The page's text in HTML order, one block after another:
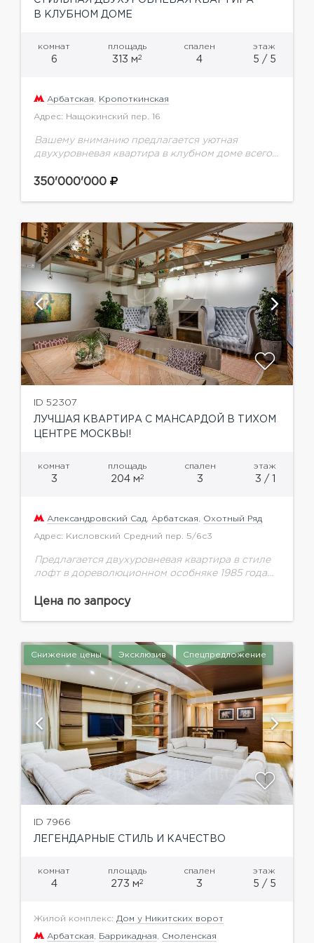
В КЛУБНОМ ДОМЕ
комнат
6
площадь
313 м2
спален
4
этаж
5 / 5
Арбатская, Кропоткинская
Адрес: Нащокинский пер. 16
Вашему вниманию предлагается уютная
двухуровневая квартира в клубном доме всего
ходьбы от Храма Христа Спасителя. Выполнена
350'000'000
ID 52307
ЛУЧШАЯ КВАРТИРА С МАНСАРДОЙ В ТИХОМ
ЦЕНТРЕ МОСКВЫ!
комнат
3
площадь
204 м2
спален
3
этаж
3 / 1
Александровский Сад, Арбатская, Охотный Ряд
Адрес: Кисловский Средний пер. 5/6с3
Предлагается двухуровневая квартира в стиле
лофт в дореволюционном особняке 1985 года
общей площадью 204,7 м.кв., мансарда
Цена по запросу
Снижение цены Эксклюзив Спецпредложение
ID 7966
ЛЕГЕНДАРНЫЕ СТИЛЬ И КАЧЕСТВО
комнат
4
площадь
273 м2
спален
3
этаж
5 / 5
Жилой комплекс: Дом у Никитских ворот
Арбатская, Баррикадная, Смоленская